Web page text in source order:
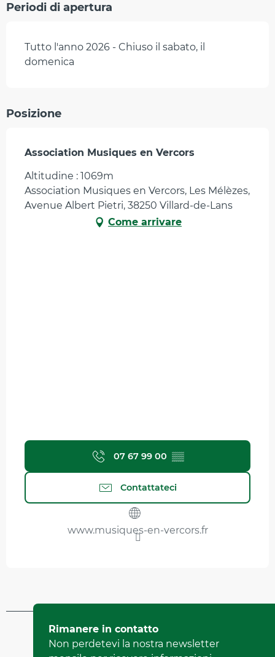
Periodi di apertura
Tutto l'anno 2026 - Chiuso il sabato, il
domenica
Posizione
Association Musiques en Vercors
Altitudine : 1069m
Association Musiques en Vercors, Les Mélèzes,
Avenue Albert Pietri, 38250 Villard-de-Lans
Come arrivare
07 67 99 00 ▒▒
Contattateci
www.musiques-en-vercors.fr
Aggiornato il 22 aprile 2026 A 11:40
da Office Municipal de Tourisme de Villard-de-Lans
(Identificatore dell'offerta :454272)
Rimanere in contatto
Non perdetevi la nostra newsletter